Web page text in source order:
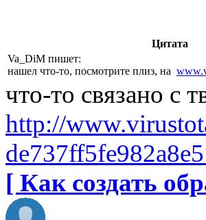
Цитата
Va_DiM пишет:
нашел что-то, посмотрите плиз, на
что-то связано с
http://
[ Как создать